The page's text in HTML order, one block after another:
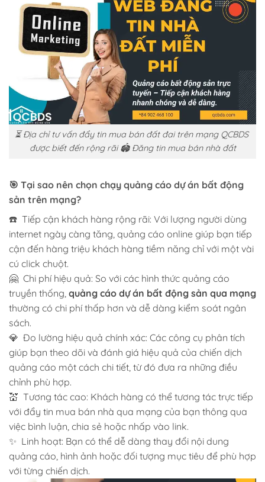
⏳ Địa chỉ tư vấn đẩy tin mua bán đất đai trên mạng QCBDS
được biết đến rộng rãi 🏟️ Đăng tin mua bán nhà đất
🎯 Tại sao nên chọn chạy quảng cáo dự án bất động
sản trên mạng?
☎️ Tiếp cận khách hàng rộng rãi: Với lượng người dùng
internet ngày càng tăng, quảng cáo online giúp bạn tiếp
cận đến hàng triệu khách hàng tiềm năng chỉ với một vài
cú click chuột.
🤗 Chi phí hiệu quả: So với các hình thức quảng cáo
truyền thống, quảng cáo dự án bất động sản qua mạng
thường có chi phí thấp hơn và dễ dàng kiểm soát ngân
sách.
💎 Đo lường hiệu quả chính xác: Các công cụ phân tích
giúp bạn theo dõi và đánh giá hiệu quả của chiến dịch
quảng cáo một cách chi tiết, từ đó đưa ra những điều
chỉnh phù hợp.
💒 Tương tác cao: Khách hàng có thể tương tác trực tiếp
với đẩy tin mua bán nhà qua mạng của bạn thông qua
việc bình luận, chia sẻ hoặc nhấp vào link.
✨ Linh hoạt: Bạn có thể dễ dàng thay đổi nội dung
quảng cáo, hình ảnh hoặc đối tượng mục tiêu để phù hợp
với từng chiến dịch.